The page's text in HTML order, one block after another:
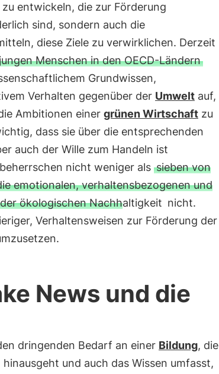
entwickeln, die zur Förderung
sind, sondern auch die
diese Ziele zu verwirklichen. Derzeit
Menschen in den OECD-Ländern
Grundwissen,
Verhalten gegenüber der Umweltauf,
Ambitionen einer grünen Wirtschaftzu
dass sie über die entsprechenden
auch der Wille zum Handeln ist
nicht weniger als sieben von
emotionalen, verhaltensbezogenen und
ökologischen Nachhaltigkeit nicht.
Verhaltensweisen zur Förderung der
News und die
dringenden Bedarf an einer Bildung, die
und auch das Wissen umfasst,